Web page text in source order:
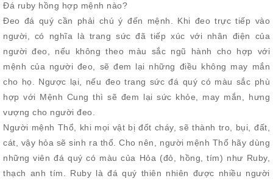
Đá ruby hồng hợp mệnh nào?
Đeo đá quý cần phải chú ý đến mệnh. Khi đeo trực tiếp vào
người, có nghĩa là trang sức đã tiếp xúc với nhân điện của
người đeo, nếu không theo màu sắc ngũ hành cho hợp với
mệnh của người đeo, sẽ đem lại những điều không may mắn
cho họ. Ngược lại, nếu đeo trang sức đá quý có màu sắc phù
hợp với Mệnh Cung thì sẽ đem lại sức khỏe, may mắn, hưng
vượng cho người đeo.
Người mệnh Thổ, khi mọi vật bị đốt cháy, sẽ thành tro, bụi, đất,
cát, vậy hỏa sẽ sinh ra thổ. Cho nên, người mệnh Thổ hãy dùng
những viên đá quý có màu của Hỏa (đỏ, hồng, tím) như Ruby,
thạch anh tím. Ruby là đá quý thiên nhiên được nhiều người